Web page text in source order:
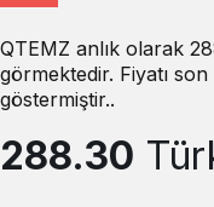
QTEMZ anlık olarak
görmektedir. Fiyatı
göstermiştir..
288.30